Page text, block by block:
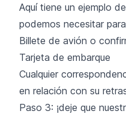
Aquí tiene un ejemplo
podemos necesitar
Billete de avión o
Tarjeta de embarque
Cualquier
en relación con su
Paso 3: ¡deje que